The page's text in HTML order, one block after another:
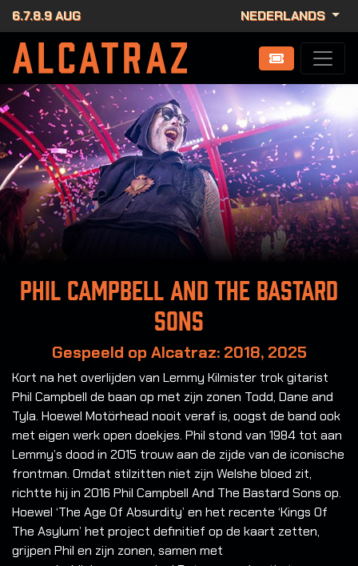
6.7.8.9 AUG NEDERLANDS
Phil Campbell and the bastard
sons
Gespeeld op Alcatraz: 2018, 2025
Kort na het overlijden van Lemmy Kilmister trok gitarist
Phil Campbell de baan op met zijn zonen Todd, Dane and
Tyla. Hoewel Motörhead nooit veraf is, oogst de band ook
met eigen werk open doekjes. Phil stond van 1984 tot aan
Lemmy’s dood in 2015 trouw aan de zijde van de iconische
frontman. Omdat stilzitten niet zijn Welshe bloed zit,
richtte hij in 2016 Phil Campbell And The Bastard Sons op.
Hoewel ‘The Age Of Absurdity’ en het recente ‘Kings Of
The Asylum’ het project definitief op de kaart zetten,
grijpen Phil en zijn zonen, samen met